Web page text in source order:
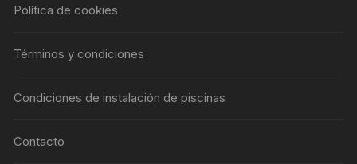
Política de cookies
Términos y condiciones
Condiciones de instalación de piscinas
Contacto